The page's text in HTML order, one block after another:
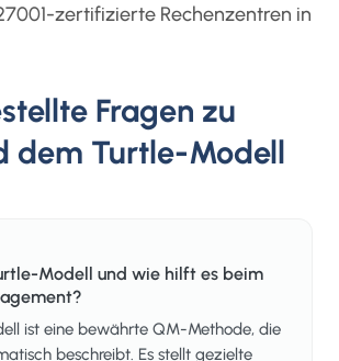
zertifizierte Rechenzentren in
Fragen zu
dem Turtle-Modell
Modell und wie hilft es beim
ist eine bewährte QM-Methode, die
beschreibt. Es stellt gezielte